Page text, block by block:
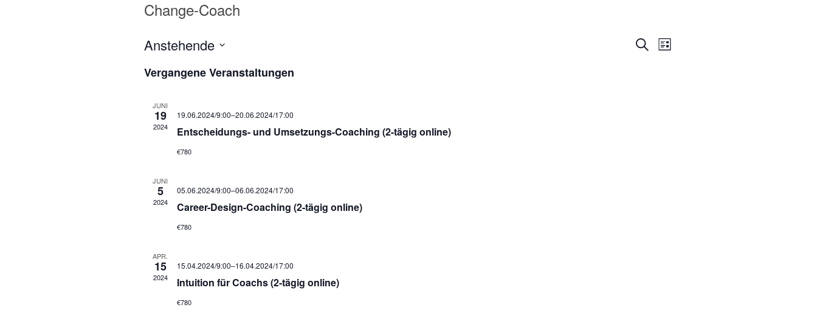
Change-Coach
Veranstaltungen
SucheVeranstaltung
Ansichten-
Liste
Anstehende
wählen.
Vergangene Veranstaltungen
JUNI
19
2024
19.06.2024/9:00–20.06.2024/17:00
Entscheidungs- und Umsetzungs-Coaching (2-tägig online)
€780
JUNI
5
2024
05.06.2024/9:00–06.06.2024/17:00
Career-Design-Coaching (2-tägig online)
€780
APR.
15
2024
15.04.2024/9:00–16.04.2024/17:00
Intuition für Coachs (2-tägig online)
€780